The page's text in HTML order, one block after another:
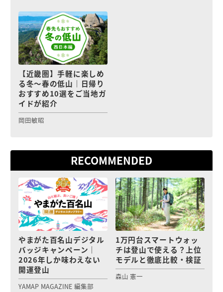
【近畿圏】手軽に楽しめ
る冬〜春の低山｜日帰り
おすすめ10選をご当地ガ
イドが紹介
岡田敏昭
RECOMMENDED
やまがた百名山デジタル
バッジキャンペーン｜
2026年しか味わえない
開運登山
YAMAP MAGAZINE 編集部
1万円台スマートウォッ
チは登山で使える？上位
モデルと徹底比較・検証
森山 憲一